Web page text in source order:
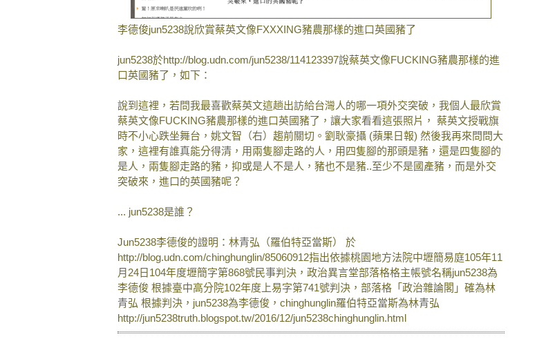
李德俊jun5238說欣賞蔡英文像FXXXING豬農那樣的進口英國豬了
jun5238於http://blog.udn.com/jun5238/114123397說蔡英文像FUCKING豬農那樣的進
口英國豬了，如下：
說到這裡，若問我最喜歡蔡英文這趟出訪給台灣人的哪一項外交突破，我個人最欣賞
蔡英文像FUCKING豬農那樣的進口英國豬了，讓大家看看這張照片， 蔡英文授戰旗
時不小心跌坐舞台，姚文智（右）趨前關切。劉耿豪攝 (蘋果日報) 然後我再來問問大
家，這裡有誰真能分得清，用兩隻腳走路的人，用四隻腳的那頭是豬，還是四隻腳的
是人，兩隻腳走路的豬，抑或是人不是人，豬也不是豬..至少不是國產豬，而是外交
突破來，進口的英國豬呢？
... jun5238是誰？
Jun5238李德俊的證明：林青弘（羅伯特亞當斯） 於
http://blog.udn.com/chinghunglin/85060912指出依據桃園地方法院中壢簡易庭105年11
月24日104年度壢簡字第868號民事判決，政治異言堂部落格格主帳號名稱jun5238為
李德俊 根據臺中高分院102年度上易字第741號判決，部落格「政治雜論閣」確為林
青弘 根據判決，jun5238為李德俊，chinghunglin羅伯特亞當斯為林青弘
http://jun5238truth.blogspot.tw/2016/12/jun5238chinghunglin.html